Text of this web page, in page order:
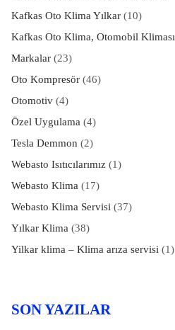
Kafkas Oto Klima Yılkar(10)
Kafkas Oto Klima, Otomobil Kliması
Markalar(23)
Oto Kompresör(46)
Otomotiv(4)
Özel Uygulama (4)
Tesla Demmon (2)
Webasto Isıtıcılarımız(1)
Webasto Klima (17)
Webasto Klima Servisi (37)
Yılkar Klima (38)
Yilkar klima – Klima arıza servisi (1)
SON YAZILAR